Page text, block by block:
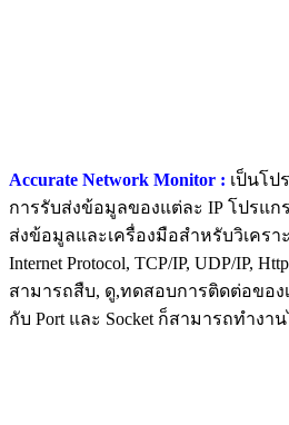
Accurate Network Monitor : เป็นโ
การรับส่งข้อมูลของแต่ละ IP โปรแ
ส่งข้อมูลและเครื่องมือสำหรับวิเคร
Internet Protocol, TCP/IP, UDP/IP,
สามารถสืบ, ดู,ทดสอบการติดต่อของ
กับ Port และ Socket ก็สามารถทำง